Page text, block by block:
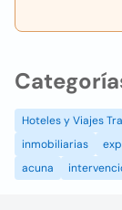
Hoteles y Viajes
inmobiliarias
acuna